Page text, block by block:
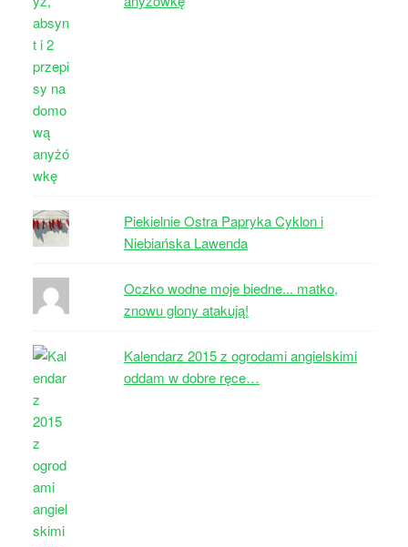
Piekielnie Ostra Papryka Cyklon i
Niebiańska Lawenda
Oczko wodne moje biedne... matko,
znowu glony atakują!
Kalendarz 2015 z ogrodami angielskimi
oddam w dobre ręce…